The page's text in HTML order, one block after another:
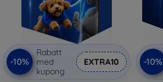
-10%
Rabatt
med
kupong
EXTRA10 -10%